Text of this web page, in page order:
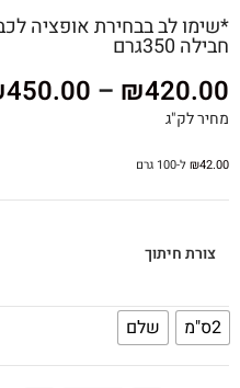
חבילה 350גרם
₪420.00
–
450.00
מחיר לק"ג
₪42.00 ל-100 גרם
צורת חיתוך
2ס"מ שלם